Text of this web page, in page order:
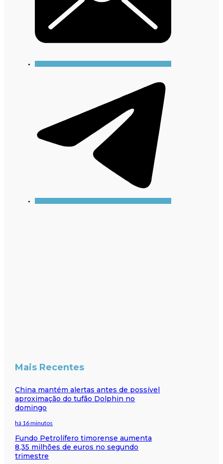
Mais Recentes
China mantém alertas antes de possível
aproximação do tufão Dolphin no
domingo
há 16 minutos
Fundo Petrolífero timorense aumenta
8,35 milhões de euros no segundo
trimestre